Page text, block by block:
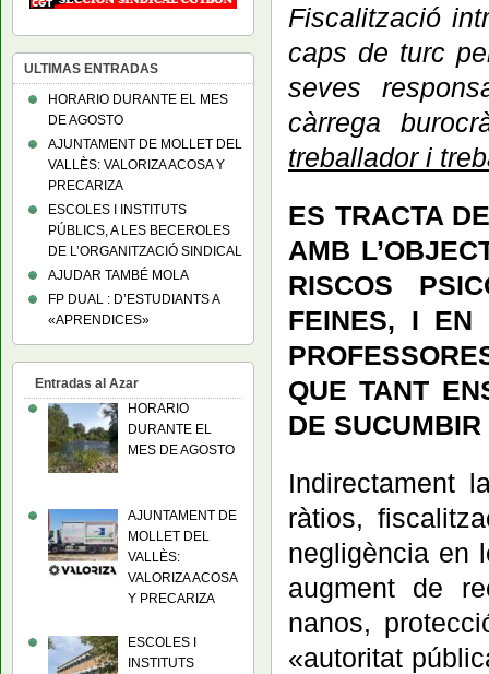
Fiscalització
caps de turc
seves
càrrega
treballador i
ES TRACTA
AMB
RISCOS
FEINES, I EN
QUE TANT
DE SUCUMBIR
Indirectament
ràtios,
negligència en
augment de
nanos,
«autoritat
ULTIMAS ENTRADAS
HORARIO DURANTE EL MES
DE AGOSTO
AJUNTAMENT DE MOLLET DEL
VALLÈS: VALORIZA ACOSA Y
PRECARIZA
ESCOLES I INSTITUTS
PÚBLICS, A LES BECEROLES
DE L’ORGANITZACIÓ SINDICAL
AJUDAR TAMBÉ MOLA
FP DUAL : D’ESTUDIANTS A
«APRENDICES»
Entradas al Azar
HORARIO
DURANTE EL
MES DE AGOSTO
AJUNTAMENT DE
MOLLET DEL
VALLÈS:
VALORIZA ACOSA
Y PRECARIZA
ESCOLES I
INSTITUTS